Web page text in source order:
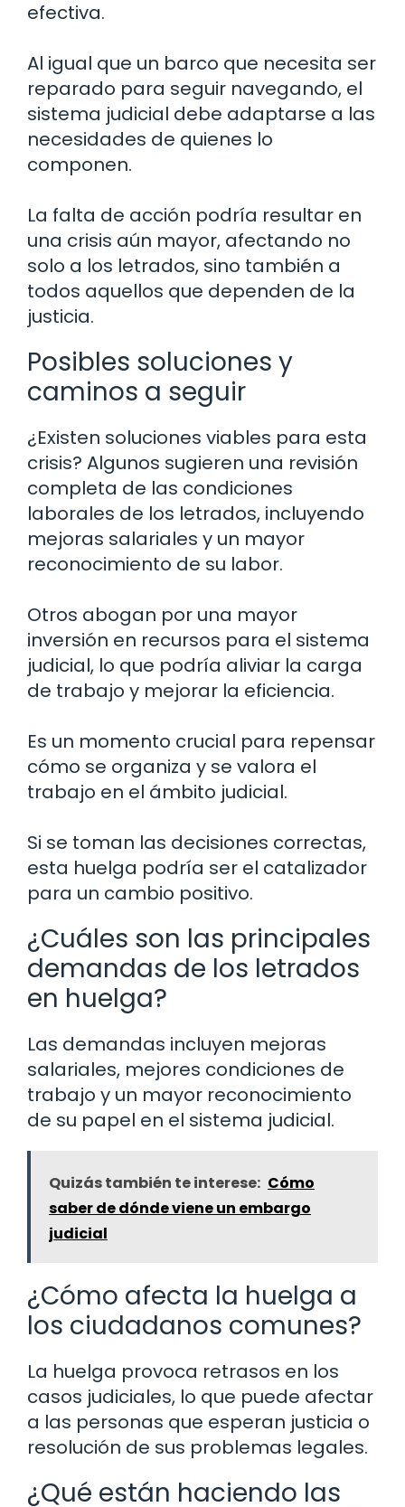
efectiva.
Al igual que un barco que necesita ser
reparado para seguir navegando, el
sistema judicial debe adaptarse a las
necesidades de quienes lo
componen.
La falta de acción podría resultar en
una crisis aún mayor, afectando no
solo a los letrados, sino también a
todos aquellos que dependen de la
justicia.
Posibles soluciones y
caminos a seguir
¿Existen soluciones viables para esta
crisis? Algunos sugieren una revisión
completa de las condiciones
laborales de los letrados, incluyendo
mejoras salariales y un mayor
reconocimiento de su labor.
Otros abogan por una mayor
inversión en recursos para el sistema
judicial, lo que podría aliviar la carga
de trabajo y mejorar la eficiencia.
Es un momento crucial para repensar
cómo se organiza y se valora el
trabajo en el ámbito judicial.
Si se toman las decisiones correctas,
esta huelga podría ser el catalizador
para un cambio positivo.
¿Cuáles son las principales
demandas de los letrados
en huelga?
Las demandas incluyen mejoras
salariales, mejores condiciones de
trabajo y un mayor reconocimiento
de su papel en el sistema judicial.
Quizás también te interese: Cómo
saber de dónde viene un embargo
judicial
¿Cómo afecta la huelga a
los ciudadanos comunes?
La huelga provoca retrasos en los
casos judiciales, lo que puede afectar
a las personas que esperan justicia o
resolución de sus problemas legales.
¿Qué están haciendo las